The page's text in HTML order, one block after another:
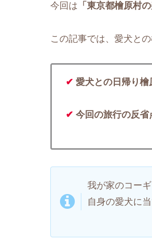
今回は 「東京都檜原村
この記事では、愛犬と
✔ 愛犬との日帰り
✔ 今回の旅行の反省
我が家のコー
自身の愛犬に